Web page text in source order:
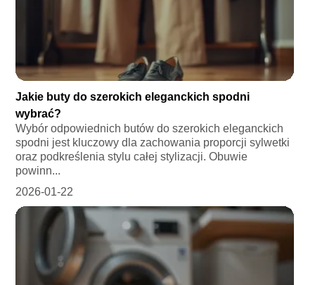
Jakie buty do szerokich eleganckich spodni
wybrać?
Wybór odpowiednich butów do szerokich eleganckich
spodni jest kluczowy dla zachowania proporcji sylwetki
oraz podkreślenia stylu całej stylizacji. Obuwie
powinn...
2026-01-22